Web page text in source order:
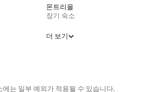
몬트리올
장기 숙소
더 보기
에는 일부 예외가 적용될 수 있습니다.